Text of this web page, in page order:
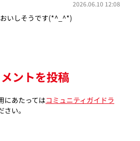
2026.06.10 12:08
いしそうです(*^_^*)
ントを投稿
にあたってはコミュニティガイドラ
い。